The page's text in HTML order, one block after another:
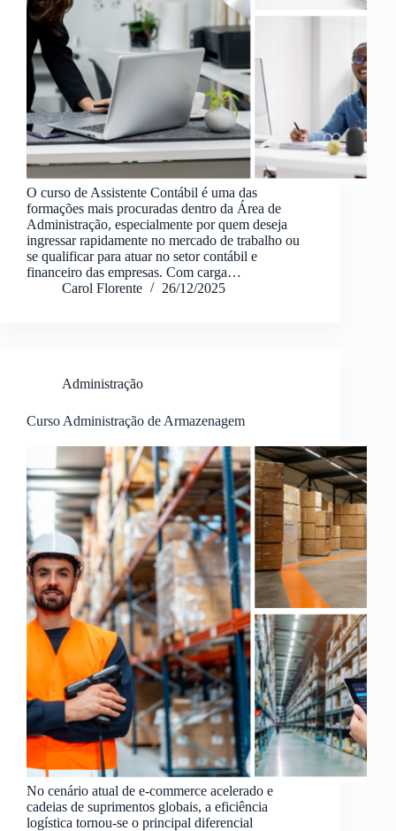
O curso de Assistente Contábil é uma das
formações mais procuradas dentro da Área de
Administração, especialmente por quem deseja
ingressar rapidamente no mercado de trabalho ou
se qualificar para atuar no setor contábil e
financeiro das empresas. Com carga…
Carol Florente
26/12/2025
Administração
Curso Administração de Armazenagem
No cenário atual de e-commerce acelerado e
cadeias de suprimentos globais, a eficiência
logística tornou-se o principal diferencial